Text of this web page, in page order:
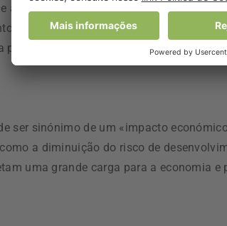
as instituições se imponham como
dos seus profissionais e utentes, a
de saúde.
ser sinónimo de um «impacto
a diminuição do risco de
uma grande carga para a economia e